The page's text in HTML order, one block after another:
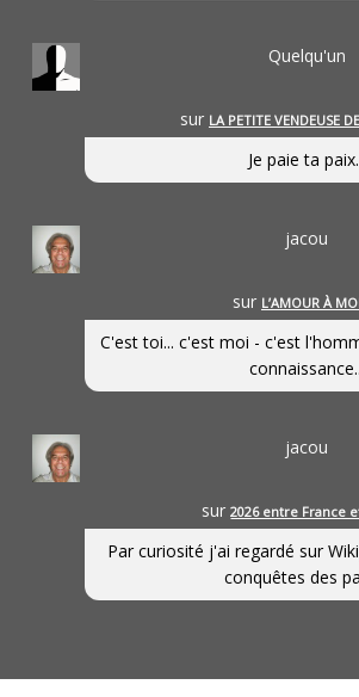
Quelqu'un
sur LA PETITE VENDEUSE
Je paie ta
jacou
sur L’AMOUR À
C'est toi... c'est moi - c'est
jacou
sur2026 entre France
Par curiosité j'ai regardé sur
conquêtes des